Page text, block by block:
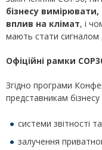
бізнесу вимірювати,
вплив на клімат, і
мають стати сигналом
Офіційні рамки
Згідно програми
представникам
системи звітності
залучення